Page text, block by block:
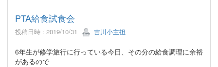
PTA給食試食会
投稿日時 : 2019/10/31 吉川小主担
6年生が修学旅行に行っている今日、その分の給食調理に余裕
があるので